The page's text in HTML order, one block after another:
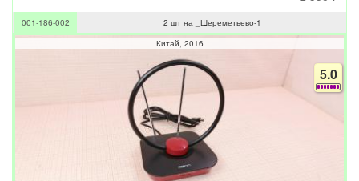
001-186-002
2 шт на _Шереметьево-1
Китай 2016
5.0